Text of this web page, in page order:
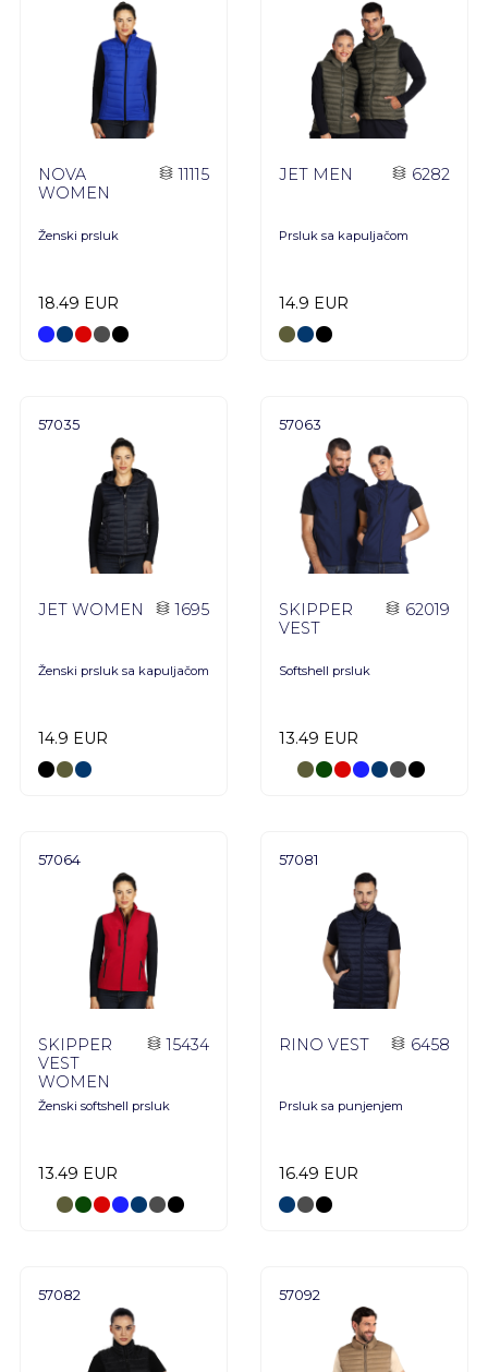
NOVA
WOMEN
11115
Ženski prsluk
18.49 EUR
JET MEN 6282
Prsluk sa kapuljačom
14.9 EUR
57035
JET WOMEN 1695
Ženski prsluk sa kapuljačom
14.9 EUR
57063
SKIPPER
VEST
62019
Softshell prsluk
13.49 EUR
57064
SKIPPER
VEST
WOMEN
15434
Ženski softshell prsluk
13.49 EUR
57081
RINO VEST 6458
Prsluk sa punjenjem
16.49 EUR
57082 57092